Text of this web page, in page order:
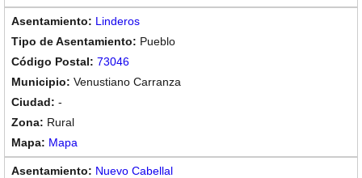
Linderos
Pueblo
73046
Venustiano Carranza
-
Rural
Mapa
Nuevo Cabellal